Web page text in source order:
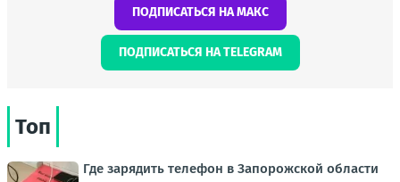
ПОДПИСАТЬСЯ НА МАКС
ПОДПИСАТЬСЯ НА TELEGRAM
Топ
Где зарядить телефон в Запорожской области